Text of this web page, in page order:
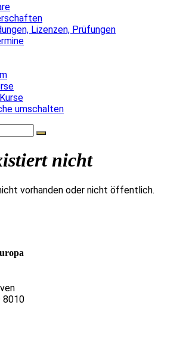
Lizenzen, Prüfungen
umschalten
nicht
vorhanden oder nicht öffentlich.
8010